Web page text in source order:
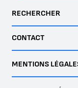
RECHERCHER
CONTACT
MENTIONS